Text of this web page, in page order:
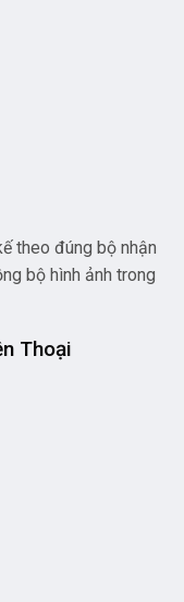
theo đúng bộ nhận
bộ hình ảnh trong
Thoại